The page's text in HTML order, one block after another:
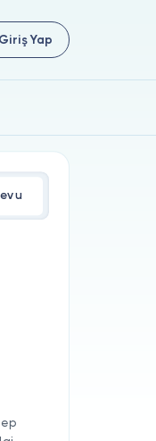
Giriş Yap